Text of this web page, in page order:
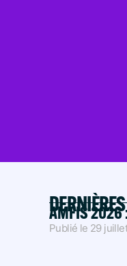
AMFIS 2026
Publié le 29